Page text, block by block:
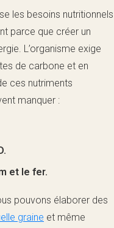
les besoins nutritionnels
parce que créer un
L’organisme exige
de carbone et en
ces nutriments
manquer :
et le fer.
pouvons élaborer des
graine et même